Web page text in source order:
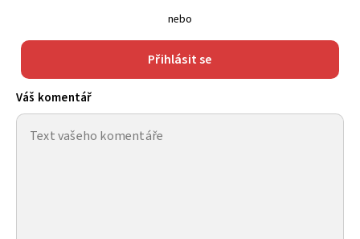
nebo
Přihlásit se
Váš komentář